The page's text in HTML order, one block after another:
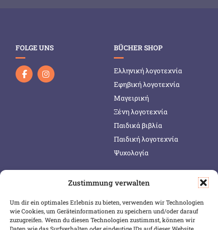
Zustimmung verwalten
Um dir ein optimales Erlebnis zu bieten, verwenden wir Technologien
wie Cookies, um Geräteinformationen zu speichern und/oder darauf
zuzugreifen. Wenn du diesen Technologien zustimmst, können wir
FOLGE UNS BÜCHER SHOP
Ελληνική λογοτεχνία
Εφηβική λογοτεχνία
Μαγειρική
Ξένη λογοτεχνία
Παιδικά βιβλία
Παιδική λογοτεχνία
Ψυχολογία
SERVICE & INFOS
Warenkorb
Wunschliste
SICHER BEZAHLEN